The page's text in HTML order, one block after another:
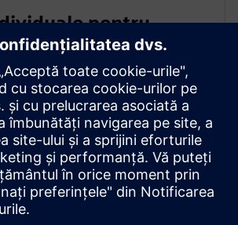
pentru
KPI-urilor cu
poate fi utilizat pentru a calcula
a le monitoriza și compara în